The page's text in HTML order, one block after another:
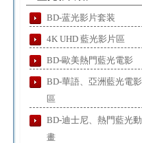
BD-蓝光影片套装
4K UHD 藍光影片區
BD-歐美熱門藍光電影
BD-華語、亞洲藍光電影
區
BD-迪士尼、熱門藍光動
畫